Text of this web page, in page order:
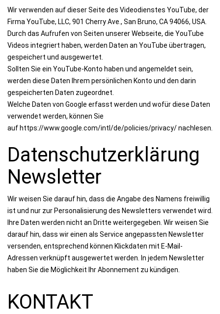
Wir verwenden auf dieser Seite des Videodienstes YouTube, der
Firma YouTube, LLC, 901 Cherry Ave., San Bruno, CA 94066, USA.
Durch das Aufrufen von Seiten unserer Webseite, die YouTube
Videos integriert haben, werden Daten an YouTube übertragen,
gespeichert und ausgewertet.
Sollten Sie ein YouTube-Konto haben und angemeldet sein,
werden diese Daten Ihrem persönlichen Konto und den darin
gespeicherten Daten zugeordnet.
Welche Daten von Google erfasst werden und wofür diese Daten
verwendet werden, können Sie
auf https://www.google.com/intl/de/policies/privacy/ nachlesen.
Datenschutzerklärung
Newsletter
Wir weisen Sie darauf hin, dass die Angabe des Namens freiwillig
ist und nur zur Personalisierung des Newsletters verwendet wird.
Ihre Daten werden nicht an Dritte weitergegeben. Wir weisen Sie
darauf hin, dass wir einen als Service angepassten Newsletter
versenden, entsprechend können Klickdaten mit E-Mail-
Adressen verknüpft ausgewertet werden. In jedem Newsletter
haben Sie die Möglichkeit Ihr Abonnement zu kündigen.
KONTAKT